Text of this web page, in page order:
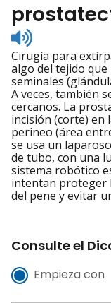
Listen
to
pronunciation
Cirugía para
algo del tejido que
seminales
A veces, también
cercanos. La
incisión (corte) en
perineo (área
se usa un
de tubo, con una
sistema robótico
intentan proteger
del pene y evitar
Consulte el
Empieza con